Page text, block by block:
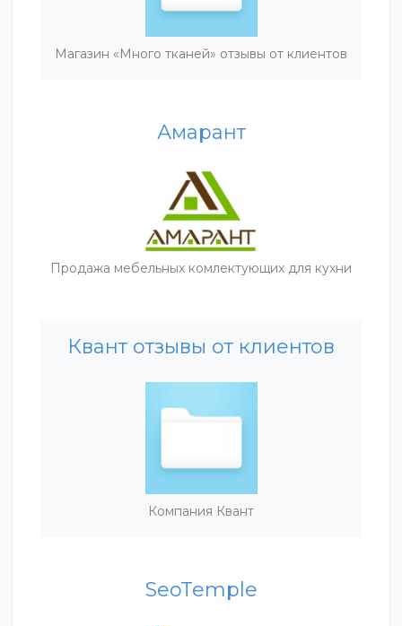
Магазин «Много тканей» отзывы от клиентов
Амарант
Продажа мебельных комлектующих для кухни
Квант отзывы от клиентов
Компания Квант
SeoTemple